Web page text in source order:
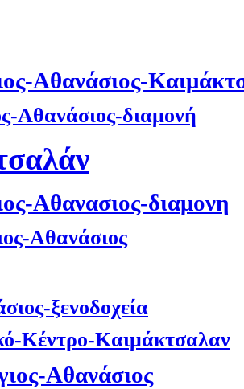
Αθανάσιος-
Αθανάσιος-διαμονή
Αθανασιος-διαμονη
Αθανάσιος
ξενοδοχεία
Κέντρο-Καιμάκτσαλαν
Αθανάσιος